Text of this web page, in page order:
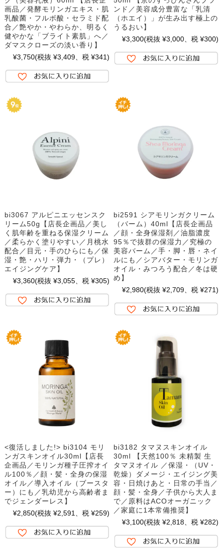
画品／発酵モリンガエキス・肌
乳酸菌・フルボ酸・セラミド配
合／艶やか・やわらか、明るく
健やかな「ブライト素肌」へ／
ダマスクローズの淡い香り】
¥3,750(税抜 ¥3,409、税 ¥341)
ンド／美容成分豊富な「乳清
（ホエイ）」が生み出す極上の
うるおい】
¥3,300(税抜 ¥3,000、税 ¥300)
bi3067 アルピニエッセンスク
リーム50g【店長企画品／美し
く肌年齢を重ねる保湿クリーム
／柔らかく塗りやすい／月桃水
配合／目元・手のひらにも／保
湿・艶・ハリ・弾力・（プレ）
エイジングケア】
¥3,360(税抜 ¥3,055、税 ¥305)
bi2591 シアモリンガクリーム
（バーム）40ml【店長企画品
／顔・全身保湿剤／油脂濃度
95％で抜群の保湿力／究極の
美容バーム／手・脚・唇・ネイ
ルにも／シアバター・モリンガ
オイル・みつろう配合／冬は硬
め】
¥2,980(税抜 ¥2,709、税 ¥271)
<復活しました!> bi3104 モリ
ンガスキンオイル30ml【店長
企画品／モリンガ種子圧搾オイ
ル100％／顔・髪・全身の保湿
オイル／導入オイル（ブースタ
ー）にも／乳幼児から高齢者ま
でジェンダーレス】
¥2,850(税抜 ¥2,591、税 ¥259)
bi3182 タマヌスキンオイル
30ml 【天然100％ 未精製 生
タマヌオイル ／保湿・（UV・
乾燥）ダメージ・エイジング美
容・日焼けあと・日常の手当／
顔・髪・全身／子供から大人ま
で／原料はACOオーガニック
／家庭に1本常備推奨】
¥3,100(税抜 ¥2,818、税 ¥282)